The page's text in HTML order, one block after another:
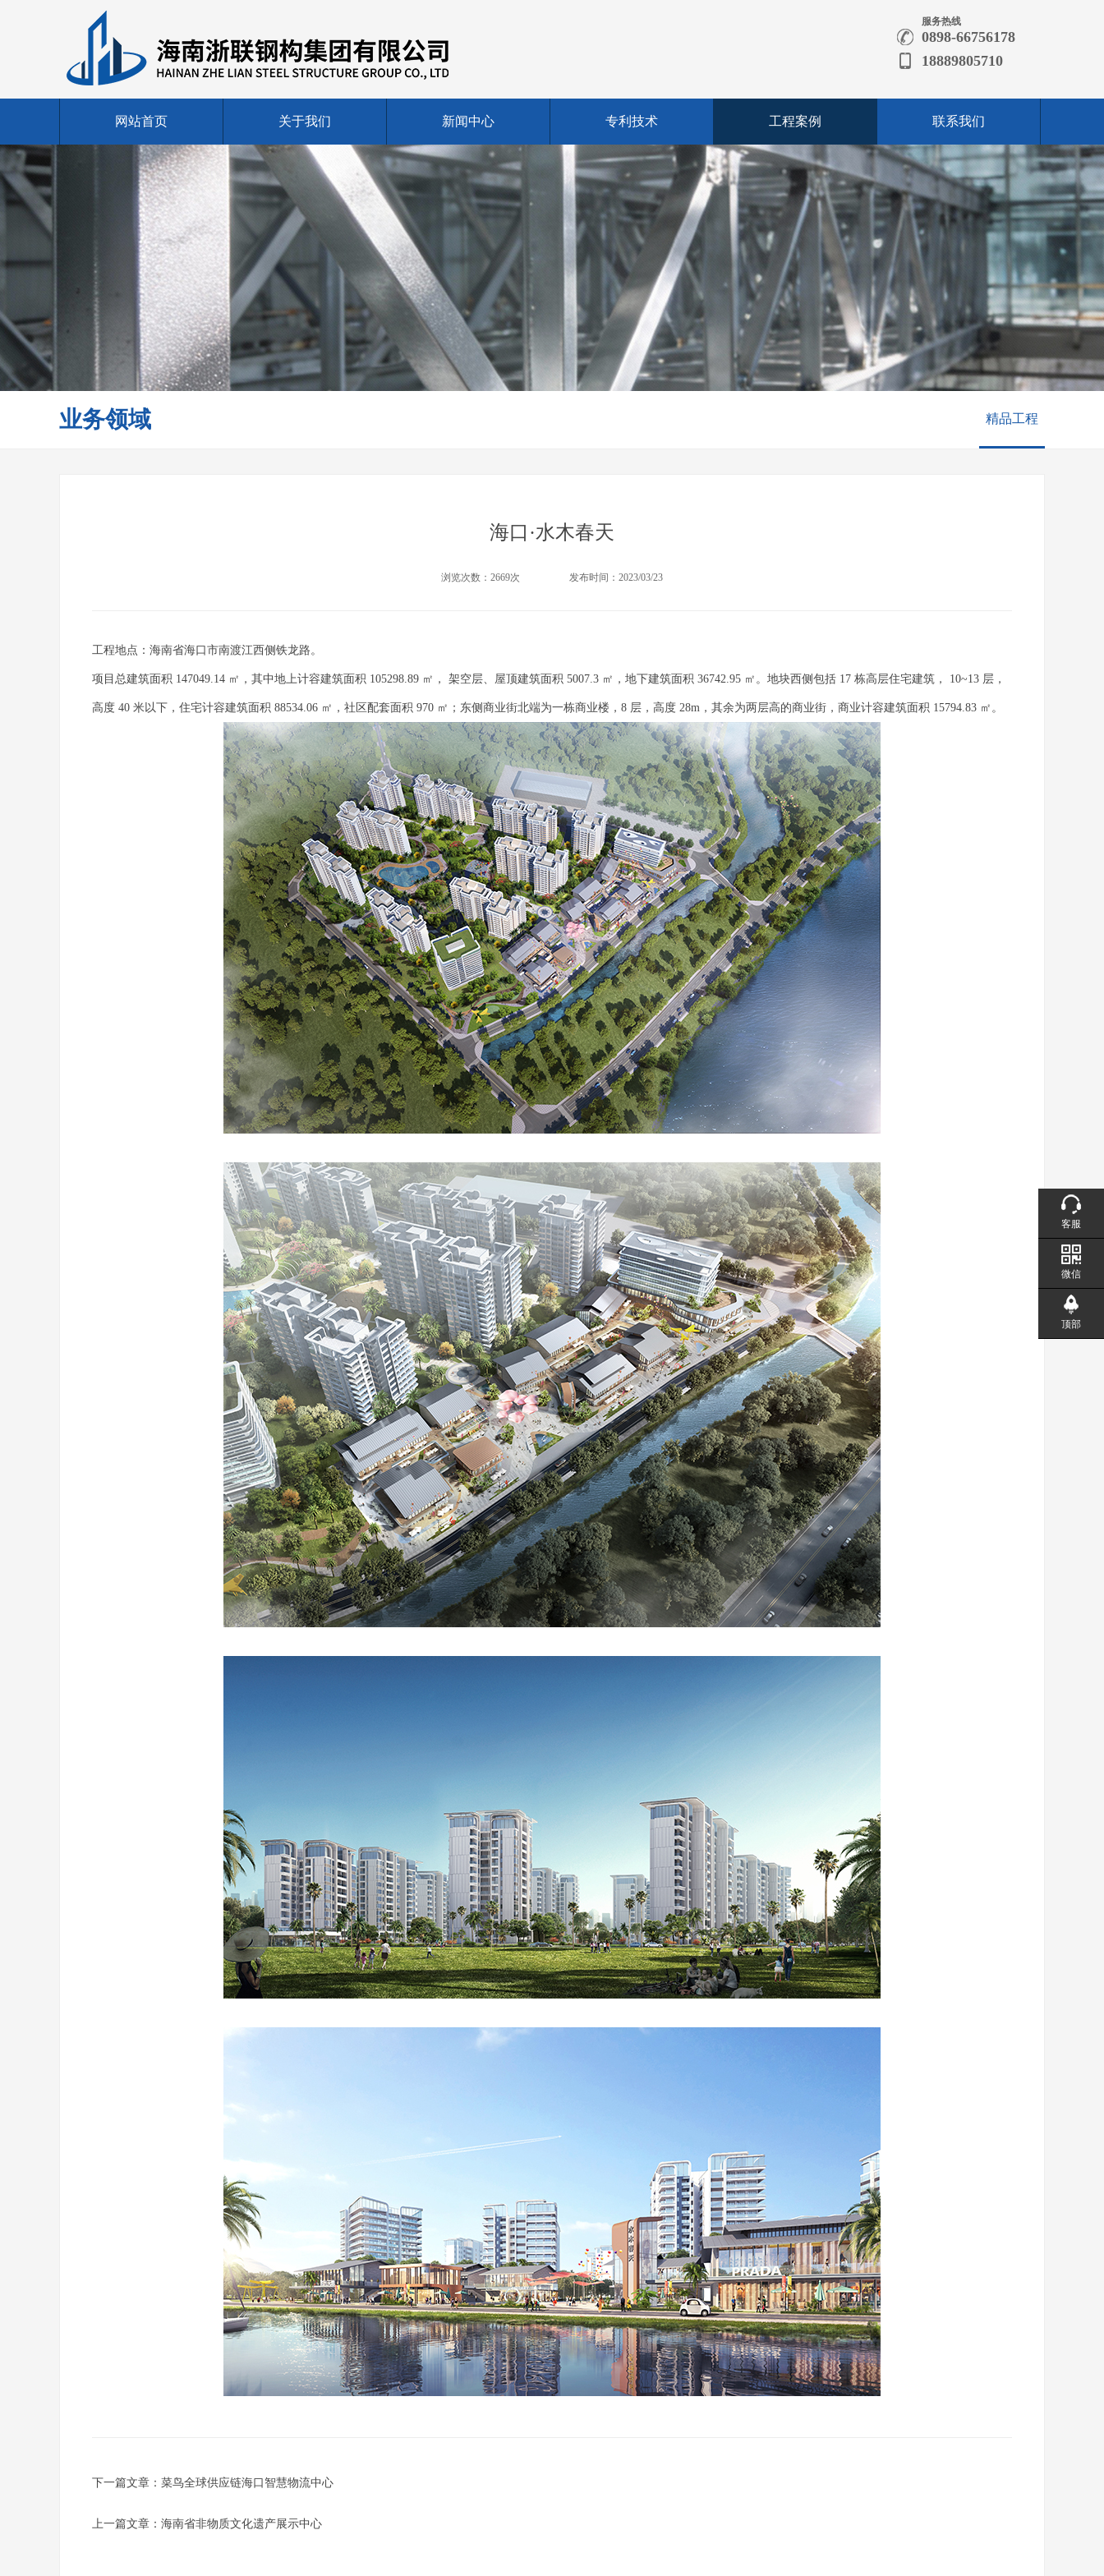
服务热线
0898-66756178
18889805710
网站首页 关于我们 新闻中心 专利技术 工程案例 联系我们
业务领域 精品工程
海口·水木春天
浏览次数：2669次 发布时间：2023/03/23
工程地点：海南省海口市南渡江西侧铁龙路。
项目总建筑面积 147049.14 ㎡，其中地上计容建筑面积 105298.89 ㎡， 架空层、屋顶建筑面积 5007.3 ㎡，地下建筑面积 36742.95 ㎡。地块西侧包括 17 栋高层住宅建筑， 10~13 层，
高度 40 米以下，住宅计容建筑面积 88534.06 ㎡，社区配套面积 970 ㎡；东侧商业街北端为一栋商业楼，8 层，高度 28m，其余为两层高的商业街，商业计容建筑面积 15794.83 ㎡。
下一篇文章： 菜鸟全球供应链海口智慧物流中心
上一篇文章： 海南省非物质文化遗产展示中心
客服
微信
顶部